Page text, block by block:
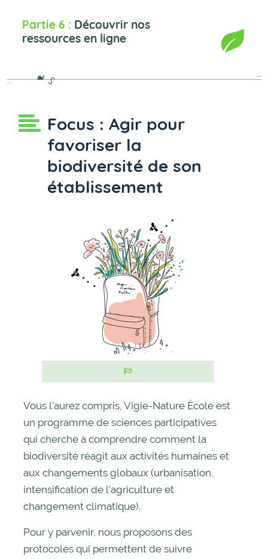
Découvrir nos
ressources en ligne
Focus : Agir pour
favoriser la
biodiversité de son
établissement
Informations
Vous l'aurez compris, Vigie-Nature École est
un programme de sciences participatives
qui cherche à comprendre comment la
biodiversité réagit aux activités humaines et
aux changements globaux (urbanisation,
intensification de l'agriculture et
changement climatique).
Pour y parvenir, nous proposons des
protocoles qui permettent de suivre